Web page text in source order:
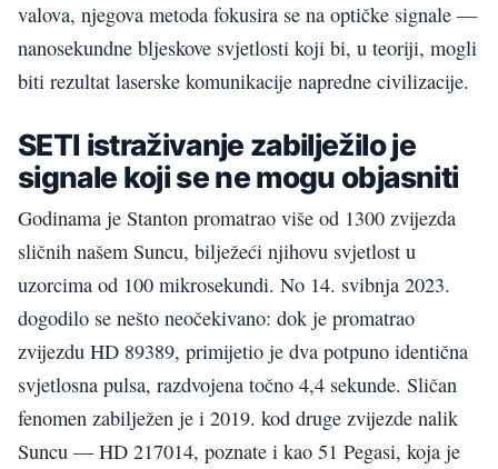
valova, njegova metoda fokusira se na optičke signale —
nanosekundne bljeskove svjetlosti koji bi, u teoriji, mogli
biti rezultat laserske komunikacije napredne civilizacije.
SETI istraživanje zabilježilo je
signale koji se ne mogu objasniti
Godinama je Stanton promatrao više od 1300 zvijezda
sličnih našem Suncu, bilježeći njihovu svjetlost u
uzorcima od 100 mikrosekundi. No 14. svibnja 2023.
dogodilo se nešto neočekivano: dok je promatrao
zvijezdu HD 89389, primijetio je dva potpuno identična
svjetlosna pulsa, razdvojena točno 4,4 sekunde. Sličan
fenomen zabilježen je i 2019. kod druge zvijezde nalik
Suncu — HD 217014, poznate i kao 51 Pegasi, koja je